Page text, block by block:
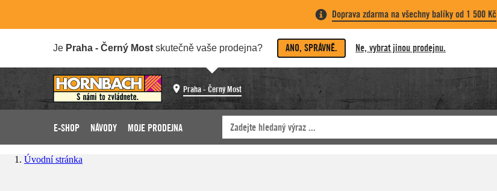
Doprava zdarma na všechny balíky od 1 500 Kč
Je Praha - Černý Most skutečně vaše prodejna? ANO, SPRÁVNĚ. Ne, vybrat jinou prodejnu.
Praha - Černý Most
E-SHOP NÁVODY MOJE PRODEJNA
Úvodní stránka